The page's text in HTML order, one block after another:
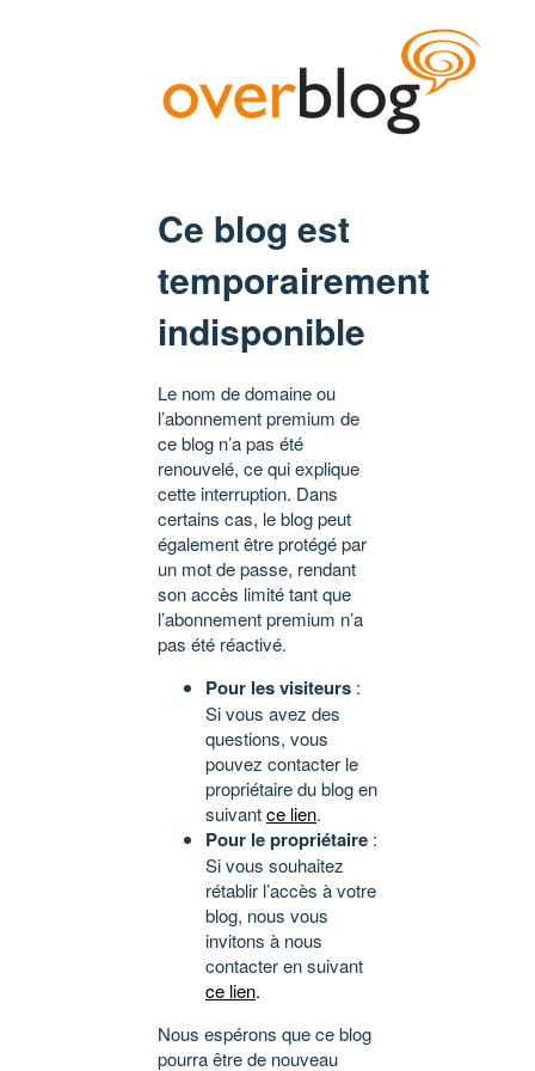
Ce blog est
temporairement
indisponible
Le nom de domaine ou
l’abonnement premium de
ce blog n’a pas été
renouvelé, ce qui explique
cette interruption. Dans
certains cas, le blog peut
également être protégé par
un mot de passe, rendant
son accès limité tant que
l’abonnement premium n’a
pas été réactivé.
Pour les visiteurs :
Si vous avez des
questions, vous
pouvez contacter le
propriétaire du blog en
suivantce lien.
Pour le propriétaire :
Si vous souhaitez
rétablir l’accès à votre
blog, nous vous
invitons à nous
contacter en suivant
ce lien.
Nous espérons que ce blog
pourra être de nouveau